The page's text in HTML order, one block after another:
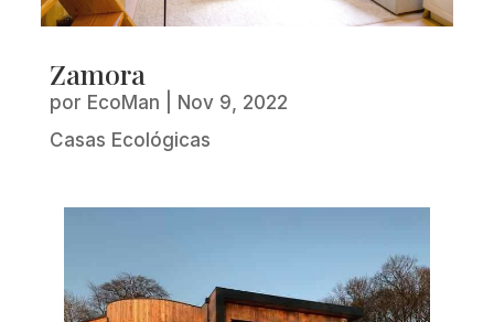
Zamora
por EcoMan
Nov 9, 2022
Casas Ecológicas